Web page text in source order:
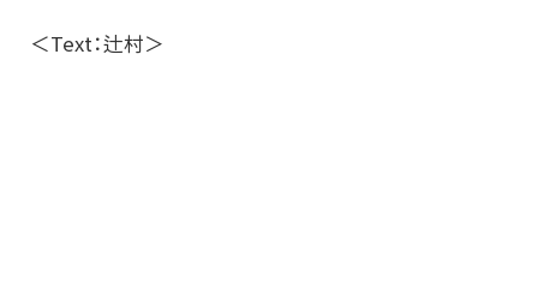
＜Text：辻村＞